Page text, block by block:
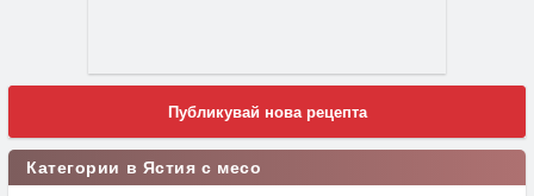
Публикувай нова рецепта
Категории в Ястия с месо